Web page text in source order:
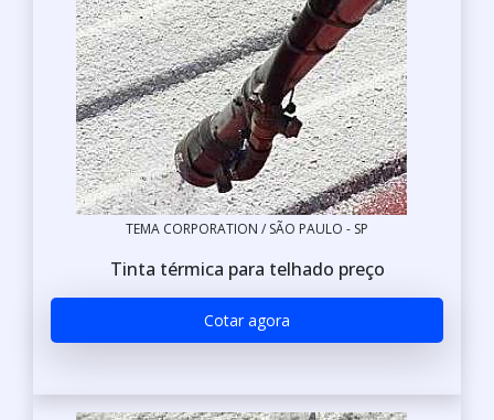
TEMA CORPORATION / SÃO PAULO - SP
Tinta térmica para telhado preço
Cotar agora